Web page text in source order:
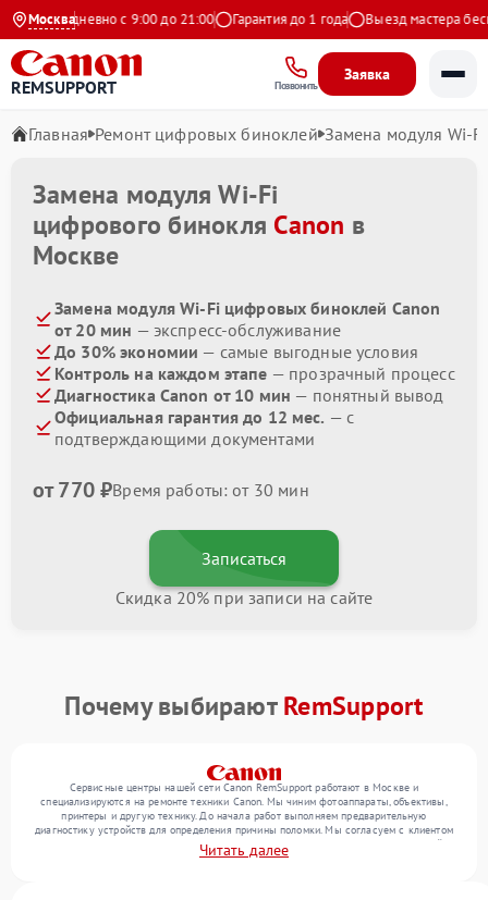
Москва
Ежедневно с 9:00 до 21:00 Гарантия до 1 года Выезд мастера
REMSUPPORT Позвонить
Заявка
Главная Ремонт цифровых биноклей Замена модуля Wi-Fi
Замена модуля Wi-Fi
цифрового бинокля Canon в
Москве
Замена модуля Wi-Fi цифровых биноклей Canon
от 20 мин — экспресс-обслуживание
До 30% экономии — самые выгодные условия
Контроль на каждом этапе — прозрачный процесс
Диагностика Canon от 10 мин — понятный вывод
Официальная гарантия до 12 мес. — с
подтверждающими документами
от 770 ₽Время работы: от 30 мин
Записаться
Скидка 20% при записи на сайте
Почему выбираютRemSupport
Сервисные центры нашей сети Canon RemSupport работают в Москве и
специализируются на ремонте техники Canon. Мы чиним фотоаппараты, объективы,
принтеры и другую технику. До начала работ выполняем предварительную
диагностику устройств для определения причины поломки. Мы согласуем с клиентом
перечень необходимых работ и их стоимость, затем выполняем ремонт с заменой
деталей по необходимости. В конце подтверждаем качество оказанных услуг
Читать далее